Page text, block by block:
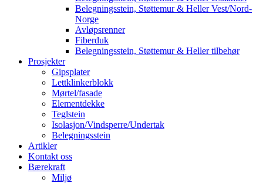
Belegningsstein, Støttemur & Heller Vest/Nord-
Norge
Avløpsrenner
Fiberduk
Belegningsstein, Støttemur & Heller tilbehør
Prosjekter
Gipsplater
Lettklinkerblokk
Mørtel/fasade
Elementdekke
Teglstein
Isolasjon/Vindsperre/Undertak
Belegningsstein
Artikler
Kontakt oss
Bærekraft
Miljø